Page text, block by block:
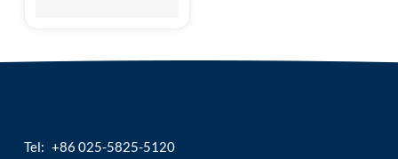
Tel: +86 025-5825-5120